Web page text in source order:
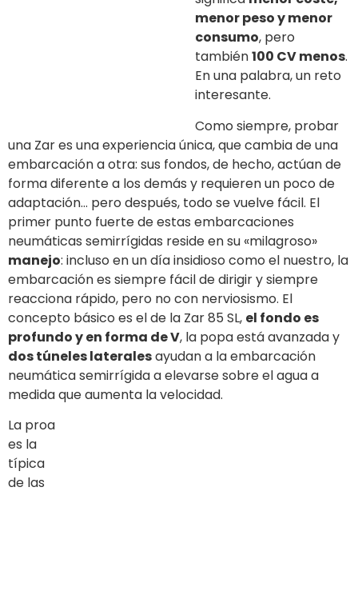
Como siempre, probar una Zar es una experiencia
única, que cambia de una embarcación a otra: sus
fondos, de hecho, actúan de forma diferente a los
demás y requieren un poco de adaptación… pero
después, todo se vuelve fácil. El primer punto fuerte
manejo: incluso en un día
insidioso como el nuestro, la embarcación es siempre
fácil de dirigir y siempre reacciona rápido, pero no con
nerviosismo. El concepto básico es el de la Zar 85 SL,
el fondo es profundo y en forma de V, la popa está
avanzada ydos túneles lateralesayudan a la
embarcación neumática semirrígida a elevarse sobre
el agua a medida que aumenta la velocidad.
La proa
es la típica de las embarcaciones Zar, diseñada para
desviar el agua y mantener la embarcación seca.
Excelente la interacción con los tubulares
durante los giros: la embarcación neumática
semirrígida es siempre estable y nunca se frena.
En términos de velocidad, el rendimiento demostró
ser realmente excelente. Gracias a nuestro
Suzuki DF 300 APX
máxima de 40 nudos con total comodidad. A 4500